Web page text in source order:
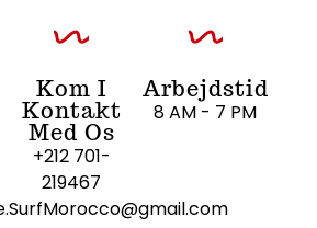
Kom I
Kontakt
Med Os
+212 701-
219467
Arbejdstid
8 AM - 7 PM